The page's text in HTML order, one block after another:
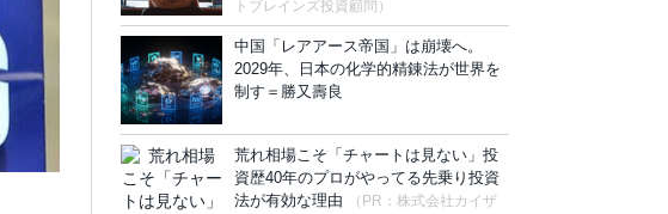
トブレインズ投資顧問）
中国「レアアース帝国」は崩壊へ。
2029年、日本の化学的精錬法が世界を
制す＝勝又壽良
荒れ相場こそ「チャートは見ない」投
資歴40年のプロがやってる先乗り投資
法が有効な理由
（PR：株式会社カイザ